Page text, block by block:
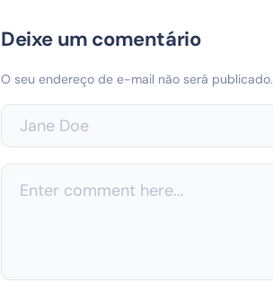
Deixe um comentário
O seu endereço de e-mail não será publicado.